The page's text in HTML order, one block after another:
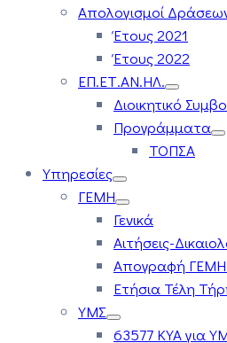
Απολογισμοί
Έτους 2021
Έτους 2022
ΕΠ.ΕΤ.ΑΝ.ΗΛ.
Διοικητικό
Προγράμματα
ΤΟΠΣΑ
Υπηρεσίες
ΓΕΜΗ
Γενικά
Αιτήσεις-
Απογραφή
Ετήσια Τέλη
ΥΜΣ
63577 ΚΥΑ για